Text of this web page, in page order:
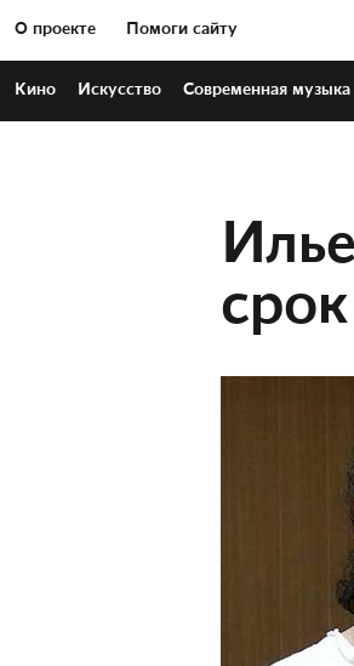
О проекте Помоги сайту
Кино Искусство Современная музыка
срок